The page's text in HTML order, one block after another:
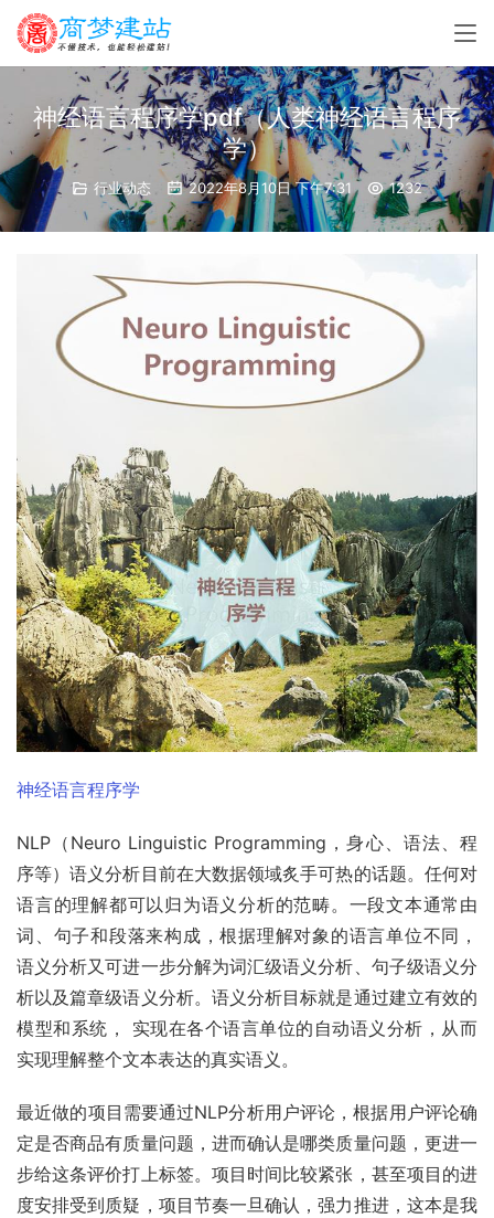
神经语言程序学pdf（人类神经语言程序
学）
行业动态 2022年8月10日 下午7:31 1232
神经语言程序学
NLP（Neuro Linguistic Programming，身心、语法、程
序等）语义分析目前在大数据领域炙手可热的话题。任何对
语言的理解都可以归为语义分析的范畴。一段文本通常由
词、句子和段落来构成，根据理解对象的语言单位不同，
语义分析又可进一步分解为词汇级语义分析、句子级语义分
析以及篇章级语义分析。语义分析目标就是通过建立有效的
模型和系统， 实现在各个语言单位的自动语义分析，从而
实现理解整个文本表达的真实语义。
最近做的项目需要通过NLP分析用户评论，根据用户评论确
定是否商品有质量问题，进而确认是哪类质量问题，更进一
步给这条评价打上标签。项目时间比较紧张，甚至项目的进
度安排受到质疑，项目节奏一旦确认，强力推进，这本是我